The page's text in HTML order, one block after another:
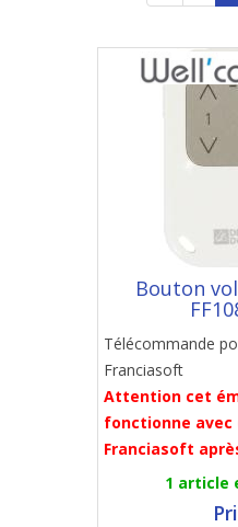
Bouton
Télécommande
Franciasoft
Attention cet
fonctionne avec
Franciasoft
1 article